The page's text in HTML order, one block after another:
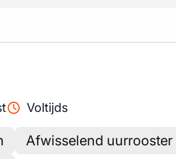
Voltijds
Afwisselend uurrooster